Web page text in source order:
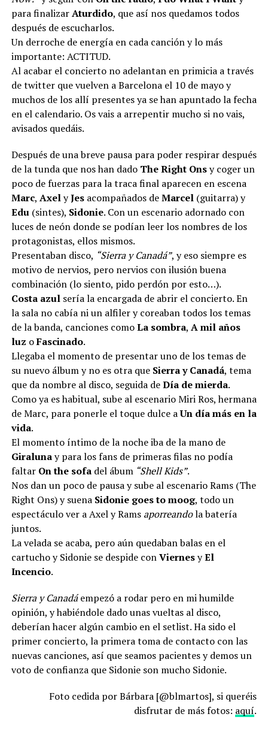
para finalizarAturdido, que así nos quedamos todos
después de escucharlos.
Un derroche de energía en cada canción y lo más
importante: ACTITUD.
Al acabar el concierto no adelantan en primicia a través
de twitter que vuelven a Barcelona el 10 de mayo y
muchos de los allí presentes ya se han apuntado la fecha
en el calendario. Os vais a arrepentir mucho si no vais,
avisados quedáis.
Después de una breve pausa para poder respirar después
de la tunda que nos han dado The Right Onsy coger un
poco de fuerzas para la traca final aparecen en escena
Marc, AxelyJesacompañados deMarcel (guitarra) y
Edu(sintes), Sidonie. Con un escenario adornado con
luces de neón donde se podían leer los nombres de los
protagonistas, ellos mismos.
Presentaban disco, “Sierra y Canadá”, y eso siempre es
motivo de nervios, pero nervios con ilusión buena
combinación (lo siento, pido perdón por esto…).
Costa azul sería la encargada de abrir el concierto. En
la sala no cabía ni un alfiler y coreaban todos los temas
de la banda, canciones comoLa sombra, A mil años
luz oFascinado.
Llegaba el momento de presentar uno de los temas de
su nuevo álbum y no es otra que Sierra y Canadá, tema
que da nombre al disco, seguida deDía de mierda.
Como ya es habitual, sube al escenario Miri Ros, hermana
de Marc, para ponerle el toque dulce aUn día más en la
vida.
El momento íntimo de la noche iba de la mano de
Giralunay para los fans de primeras filas no podía
faltar On the sofa del ábum“Shell Kids”.
Nos dan un poco de pausa y sube al escenario Rams (The
Right Ons) y suena Sidonie goes to moog, todo un
espectáculo ver a Axel y Rams aporreandola batería
juntos.
La velada se acaba, pero aún quedaban balas en el
cartucho y Sidonie se despide conViernesyEl
Incencio.
Sierra y Canadáempezó a rodar pero en mi humilde
opinión, y habiéndole dado unas vueltas al disco,
deberían hacer algún cambio en el setlist. Ha sido el
primer concierto, la primera toma de contacto con las
nuevas canciones, así que seamos pacientes y demos un
voto de confianza que Sidonie son mucho Sidonie.
Foto cedida por Bárbara [@blmartos], si queréis
disfrutar de más fotos: aquí.